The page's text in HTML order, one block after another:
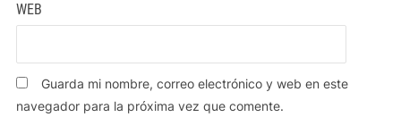
WEB
Guarda mi nombre, correo electrónico y web en este
navegador para la próxima vez que comente.